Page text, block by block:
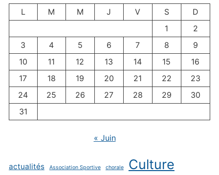
L M M J V S
D
1
2
3
4 5 6 7 8
9
10
11 12 13 14 15
16
17
18 19 20 21 22
23
24
25 26 27 28 29
30
31
« Juin
actualités Association Sportive chorale Culture